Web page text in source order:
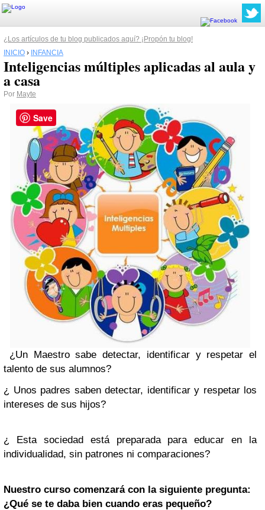
¿Los artículos de tu blog publicados aquí? ¡Propón tu blog!
INICIO › INFANCIA
Inteligencias múltiples aplicadas al aula y
a casa
Por Mayte
¿Un Maestro sabe detectar, identificar y respetar el
talento de sus alumnos?
¿ Unos padres saben detectar, identificar y respetar los
intereses de sus hijos?
¿ Esta sociedad está preparada para educar en la
individualidad, sin patrones ni comparaciones?
Nuestro curso comenzará con la siguiente pregunta:
¿Qué se te daba bien cuando eras pequeño?
Save